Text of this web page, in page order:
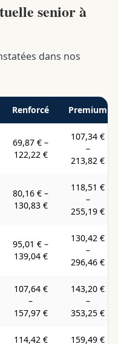
senior à
dans nos
Renforcé Premium
69,87 € –
122,22 €
107,34 €
–
213,82 €
80,16 € –
130,83 €
118,51 €
–
255,19 €
95,01 € –
139,04 €
130,42 €
–
296,46 €
107,64 €
–
157,97 €
143,20 €
–
353,25 €
114,42 € 159,49 €